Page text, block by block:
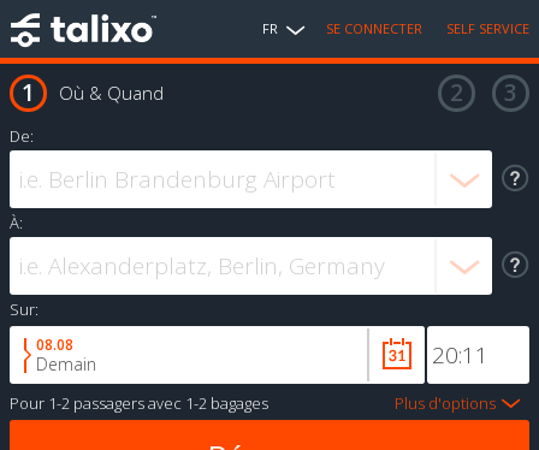
FR SE CONNECTER SELF SERVICE
Où & Quand
De:
À:
Sur:
08.08
Demain
Pour 1-2 passagersavec 1-2 bagages Plus d'options